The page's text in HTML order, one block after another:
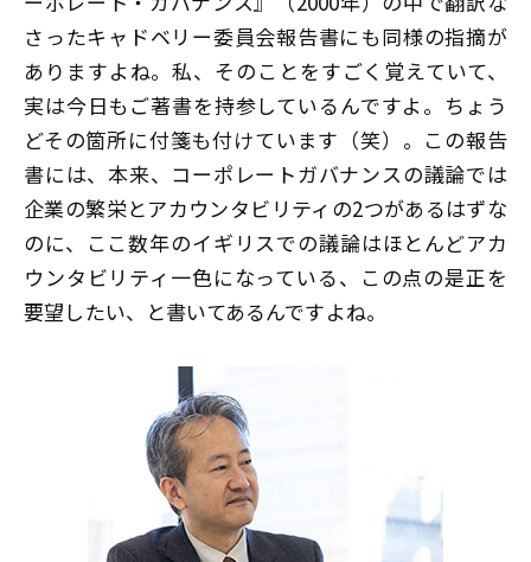
さったキャドベリー委員会報告書にも同様の指摘が
ありますよね。私、そのことをすごく覚えていて、
実は今日もご著書を持参しているんですよ。ちょう
どその箇所に付箋も付けています（笑）。この報告
書には、本来、コーポレートガバナンスの議論では
企業の繁栄とアカウンタビリティの2つがあるはずな
のに、ここ数年のイギリスでの議論はほとんどアカ
ウンタビリティ一色になっている、この点の是正を
要望したい、と書いてあるんですよね。